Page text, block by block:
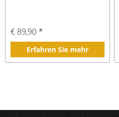
€ 89,90 *
Erfahren Sie mehr